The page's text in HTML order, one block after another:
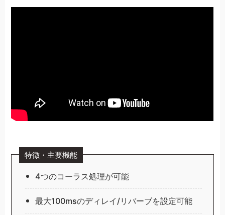
特徴・主要機能
4つのコーラス処理が可能
最大100msのディレイ/リバーブを設定可能